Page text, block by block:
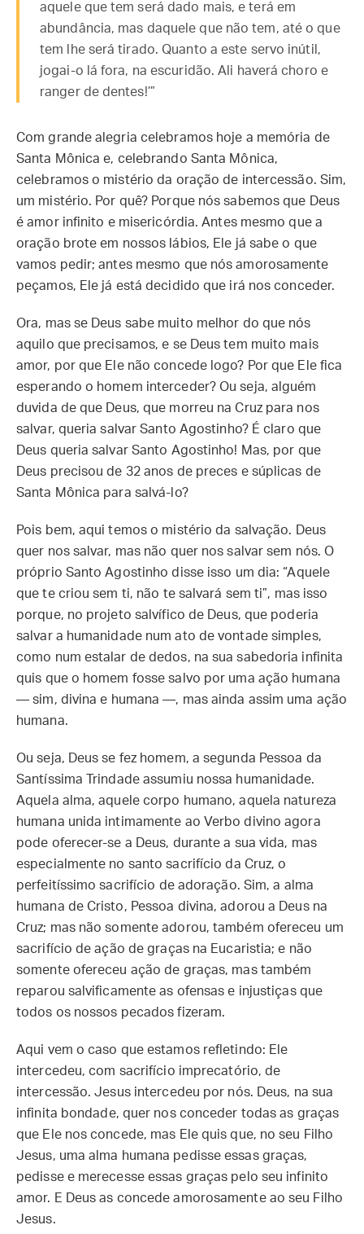
aquele que tem será dado mais, e terá em
abundância, mas daquele que não tem, até o que
tem lhe será tirado. Quanto a este servo inútil,
jogai-o lá fora, na escuridão. Ali haverá choro e
ranger de dentes!’”
Com grande alegria celebramos hoje a memória de
Santa Mônica e, celebrando Santa Mônica,
celebramos o mistério da oração de intercessão. Sim,
um mistério. Por quê? Porque nós sabemos que Deus
é amor infinito e misericórdia. Antes mesmo que a
oração brote em nossos lábios, Ele já sabe o que
vamos pedir; antes mesmo que nós amorosamente
peçamos, Ele já está decidido que irá nos conceder.
Ora, mas se Deus sabe muito melhor do que nós
aquilo que precisamos, e se Deus tem muito mais
amor, por que Ele não concede logo? Por que Ele fica
esperando o homem interceder? Ou seja, alguém
duvida de que Deus, que morreu na Cruz para nos
salvar, queria salvar Santo Agostinho? É claro que
Deus queria salvar Santo Agostinho! Mas, por que
Deus precisou de 32 anos de preces e súplicas de
Santa Mônica para salvá-lo?
Pois bem, aqui temos o mistério da salvação. Deus
quer nos salvar, mas não quer nos salvar sem nós. O
próprio Santo Agostinho disse isso um dia: “Aquele
que te criou sem ti, não te salvará sem ti”, mas isso
porque, no projeto salvífico de Deus, que poderia
salvar a humanidade num ato de vontade simples,
como num estalar de dedos, na sua sabedoria infinita
quis que o homem fosse salvo por uma ação humana
— sim, divina e humana —, mas ainda assim uma ação
humana.
Ou seja, Deus se fez homem, a segunda Pessoa da
Santíssima Trindade assumiu nossa humanidade.
Aquela alma, aquele corpo humano, aquela natureza
humana unida intimamente ao Verbo divino agora
pode oferecer-se a Deus, durante a sua vida, mas
especialmente no santo sacrifício da Cruz, o
perfeitíssimo sacrifício de adoração. Sim, a alma
humana de Cristo, Pessoa divina, adorou a Deus na
Cruz; mas não somente adorou, também ofereceu um
sacrifício de ação de graças na Eucaristia; e não
somente ofereceu ação de graças, mas também
reparou salvificamente as ofensas e injustiças que
todos os nossos pecados fizeram.
Aqui vem o caso que estamos refletindo: Ele
intercedeu, com sacrifício imprecatório, de
intercessão. Jesus intercedeu por nós. Deus, na sua
infinita bondade, quer nos conceder todas as graças
que Ele nos concede, mas Ele quis que, no seu Filho
Jesus, uma alma humana pedisse essas graças,
pedisse e merecesse essas graças pelo seu infinito
amor. E Deus as concede amorosamente ao seu Filho
Jesus.